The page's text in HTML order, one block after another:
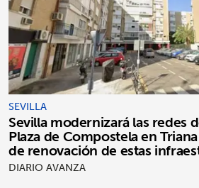
SEVILLA
Sevilla modernizará las redes
Plaza de Compostela en
de renovación de estas
la ciudad
DIARIO AVANZA